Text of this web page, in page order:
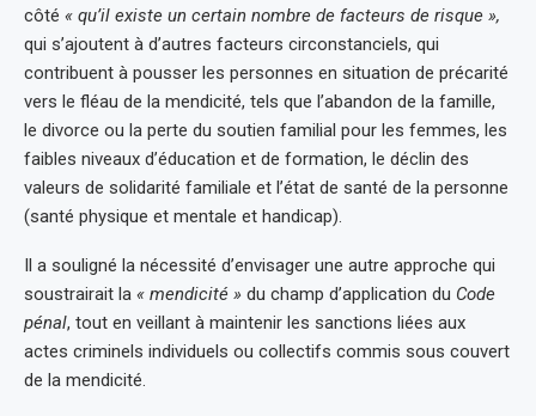
côté « qu’il existe un certain nombre de facteurs de risque »,
qui s’ajoutent à d’autres facteurs circonstanciels, qui
contribuent à pousser les personnes en situation de précarité
vers le fléau de la mendicité, tels que l’abandon de la famille,
le divorce ou la perte du soutien familial pour les femmes, les
faibles niveaux d’éducation et de formation, le déclin des
valeurs de solidarité familiale et l’état de santé de la personne
(santé physique et mentale et handicap).
Il a souligné la nécessité d’envisager une autre approche qui
soustrairait la « mendicité » du champ d’application du Code
pénal, tout en veillant à maintenir les sanctions liées aux
actes criminels individuels ou collectifs commis sous couvert
de la mendicité.